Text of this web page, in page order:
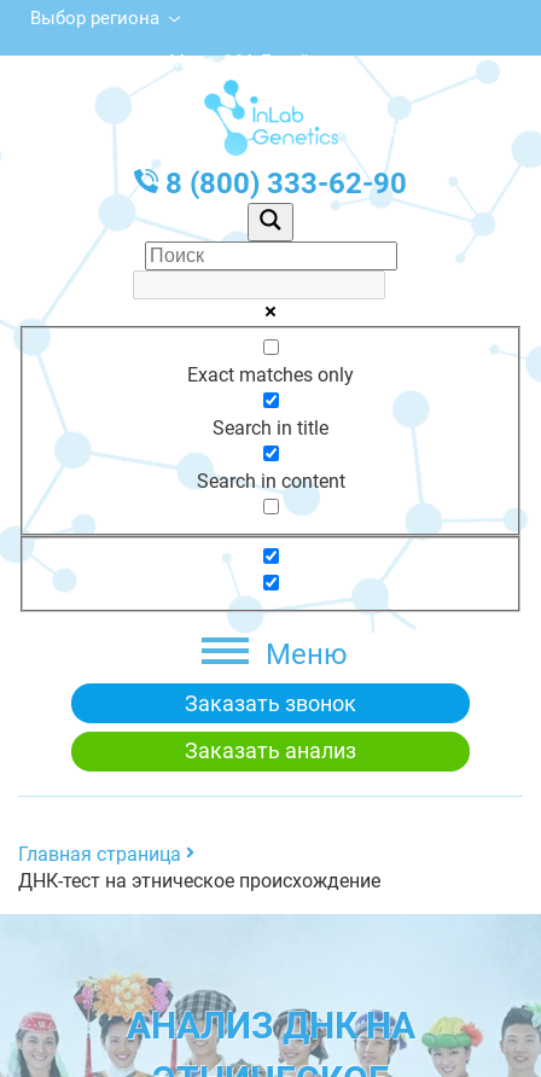
Выбор региона
ул. Мира, 164, Батайск
с 10:00 до 20:00
График работы: Пн-Пт с 10:00 до 20:00
8 (800) 333-62-90
Exact matches only
Search in title
Search in content
Меню
Заказать звонок
Заказать анализ
Главная страница
ДНК-тест на этническое происхождение
АНАЛИЗ ДНК НА